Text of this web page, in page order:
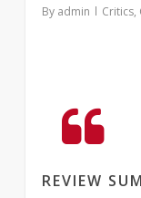
By admin Critics,
REVIEW